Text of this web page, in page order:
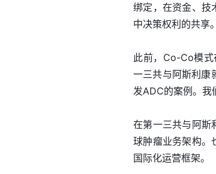
绑定，在资金、技
中决策权利的共享
此前，Co-Co模
一三共与阿斯利康
发ADC的案例。我
在第一三共与阿斯
球肿瘤业务架构。
国际化运营框架。